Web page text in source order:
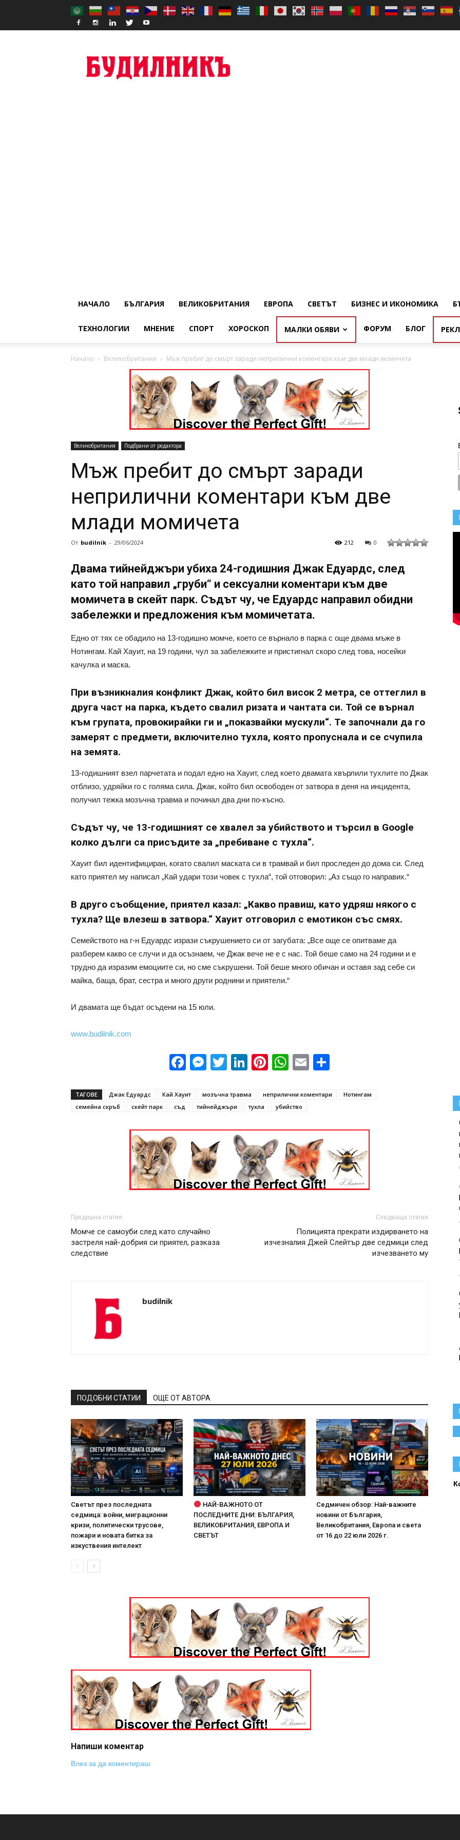
НАЧАЛО БЪЛГАРИЯ ВЕЛИКОБРИТАНИЯ ЕВРОПА СВЕТЪТ БИЗНЕС И ИКОНОМИКА
ТЕХНОЛОГИИ МНЕНИЕ СПОРТ ХОРОСКОП МАЛКИ ОБЯВИ ФОРУМ БЛОГ
Начало Великобритания Мъж пребит до смърт заради неприлични коментари към две млади момичета
Великобритания Подбрани от редактора
Мъж пребит до смърт заради
неприлични коментари към две
млади момичета
От budilnik - 29/06/2024 0
212
Двама тийнейджъри убиха 24-годишния Джак Едуардс, след
като той направил „груби“ и сексуални коментари към две
момичета в скейт парк. Съдът чу, че Едуардс направил обидни
забележки и предложения към момичетата.
Едно от тях се обадило на 13-годишно момче, което се върнало в парка с още двама мъже в
Нотингам. Кай Хауит, на 19 години, чул за забележките и пристигнал скоро след това, носейки
качулка и маска.
При възникналия конфликт Джак, който бил висок 2 метра, се оттеглил в
друга част на парка, където свалил ризата и чантата си. Той се върнал
към групата, провокирайки ги и „показвайки мускули“. Те започнали да го
замерят с предмети, включително тухла, която пропуснала и се счупила
на земята.
13-годишният взел парчетата и подал едно на Хауит, след което двамата хвърлили тухлите по Джак
отблизо, удряйки го с голяма сила. Джак, който бил освободен от затвора в деня на инцидента,
получил тежка мозъчна травма и починал два дни по-късно.
Съдът чу, че 13-годишният се хвалел за убийството и търсил в Google
колко дълги са присъдите за „пребиване с тухла“.
Хауит бил идентифициран, когато свалил маската си в трамвай и бил проследен до дома си. След
като приятел му написал „Кай удари този човек с тухла“, той отговорил: „Аз също го направих.“
В друго съобщение, приятел казал: „Какво правиш, като удряш някого с
тухла? Ще влезеш в затвора.“ Хауит отговорил с емотикон със смях.
Семейството на г-н Едуардс изрази съкрушението си от загубата: „Все още се опитваме да
разберем какво се случи и да осъзнаем, че Джак вече не е с нас. Той беше само на 24 години и е
трудно да изразим емоциите си, но сме съкрушени. Той беше много обичан и оставя зад себе си
майка, баща, брат, сестра и много други роднини и приятели.“
И двамата ще бъдат осъдени на 15 юли.
www.budilnik.com
Facebook
Messenger
Twitter
LinkedIn
Pinterest
WhatsApp
Email
ТАГОВЕ Джак Едуардс Кай Хауит мозъчна травма неприлични коментари
Нотингам
семейна скръб
скейт парк съд тийнейджъри тухла убийство
Предишна статия
Момче се самоуби след като случайно
застреля най-добрия си приятел, разказа
следствие
Следваща статия
Полицията прекрати издирването на
изчезналия Джей Слейтър две седмици след
изчезването му
budilnik
ПОДОБНИ СТАТИИ ОЩЕ ОТ АВТОРА
Светът през последната
седмица: войни, миграционни
кризи, политически трусове,
пожари и новата битка за
изкуствения интелект
НАЙ-ВАЖНОТО ОТ
ПОСЛЕДНИТЕ ДНИ: БЪЛГАРИЯ,
ВЕЛИКОБРИТАНИЯ, ЕВРОПА И
СВЕТЪТ
Седмичен обзор: Най-важните
новини от България,
Великобритания, Европа и света
от 16 до 22 юли 2026 г.
Напиши коментар
Влез за да коментираш